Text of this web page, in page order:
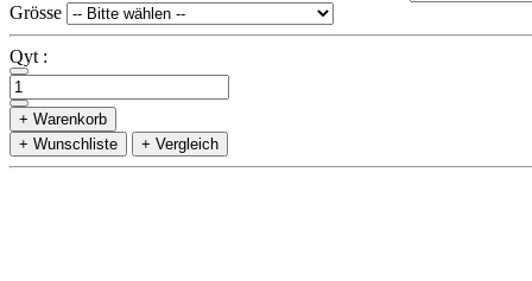
Grösse
Qyt :
+ Warenkorb
+ Wunschliste
+ Vergleich